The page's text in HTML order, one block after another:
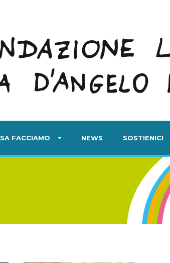
FACCIAMO NEWS SOSTIENICI